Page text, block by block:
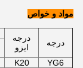
مواد و خواص
درجه
درجه
ایزو
YG6
K20